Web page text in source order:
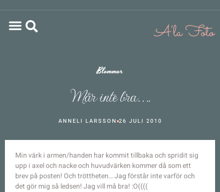
Blommor
Mår inte bra….
ANNELI LARSSON 26 JULI 2010
Min värk i armen/handen har kommit tillbaka och spridit sig
upp i axel och nacke och huvudvärken kommer då som ett
brev på posten! Och tröttheten… Jag förstår inte varför och
det gör mig så ledsen! Jag vill må bra! :O((((